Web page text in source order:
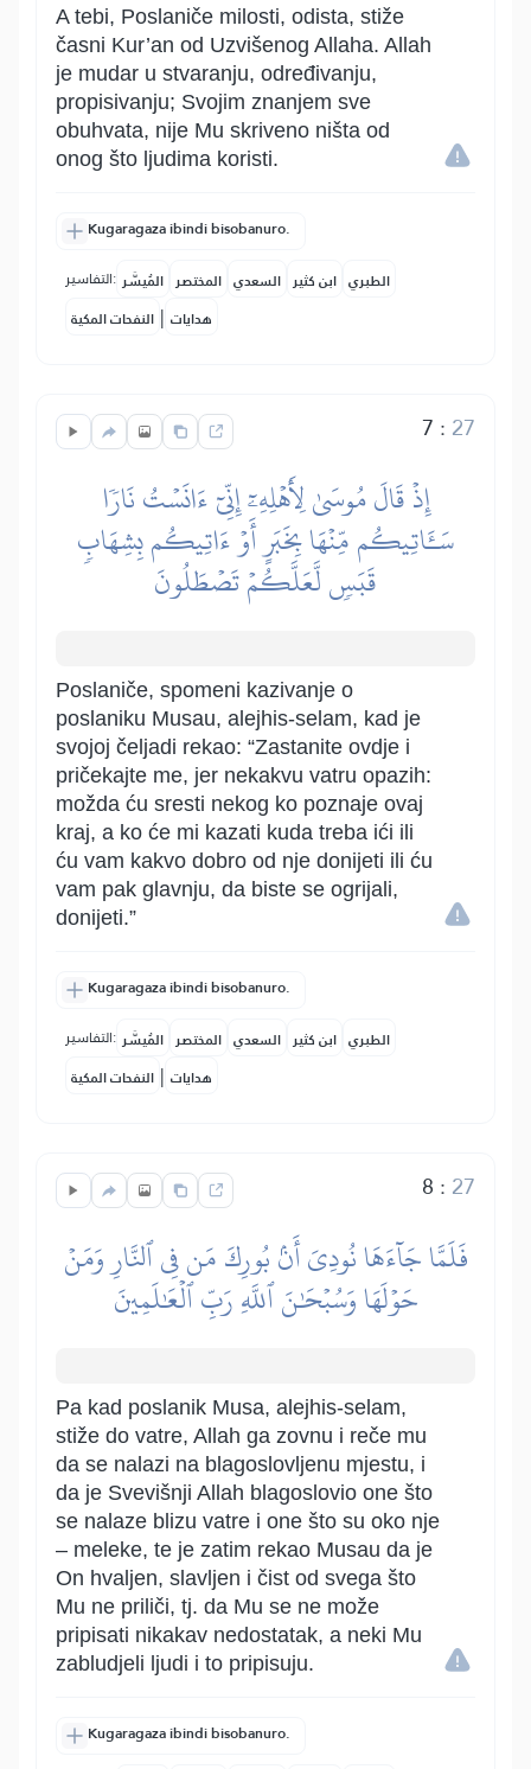
A tebi, Poslaniče milosti, odista, stiže
časni Kur’an od Uzvišenog Allaha. Allah
je mudar u stvaranju, određivanju,
propisivanju; Svojim znanjem sve
obuhvata, nije Mu skriveno ništa od
onog što ljudima koristi.
Kugaragaza ibindi bisobanuro.
التفاسير: المُيسَّر المختصر السعدي ابن كثير الطبري
النفحات المكية | هدايات
7 : 27
إِذۡ قَالَ مُوسَىٰ لِأَهۡلِهِۦٓ إِنِّيٓ ءَانَسۡتُ نَارٗا
سَـَٔاتِيكُم مِّنۡهَا بِخَبَرٍ أَوۡ ءَاتِيكُم بِشِهَابٖ
قَبَسٖ لَّعَلَّكُمۡ تَصۡطَلُونَ
Poslaniče, spomeni kazivanje o
poslaniku Musau, alejhis-selam, kad je
svojoj čeljadi rekao: “Zastanite ovdje i
pričekajte me, jer nekakvu vatru opazih:
možda ću sresti nekog ko poznaje ovaj
kraj, a ko će mi kazati kuda treba ići ili
ću vam kakvo dobro od nje donijeti ili ću
vam pak glavnju, da biste se ogrijali,
donijeti.”
Kugaragaza ibindi bisobanuro.
التفاسير: المُيسَّر المختصر السعدي ابن كثير الطبري
النفحات المكية | هدايات
8 : 27
فَلَمَّا جَآءَهَا نُودِيَ أَنۢ بُورِكَ مَن فِي ٱلنَّارِ وَمَنۡ
حَوۡلَهَا وَسُبۡحَٰنَ ٱللَّهِ رَبِّ ٱلۡعَٰلَمِينَ
Pa kad poslanik Musa, alejhis-selam,
stiže do vatre, Allah ga zovnu i reče mu
da se nalazi na blagoslovljenu mjestu, i
da je Svevišnji Allah blagoslovio one što
se nalaze blizu vatre i one što su oko nje
– meleke, te je zatim rekao Musau da je
On hvaljen, slavljen i čist od svega što
Mu ne priliči, tj. da Mu se ne može
pripisati nikakav nedostatak, a neki Mu
zabludjeli ljudi i to pripisuju.
Kugaragaza ibindi bisobanuro.